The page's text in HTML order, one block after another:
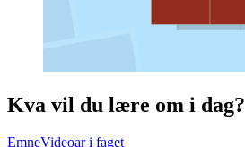
Kva vil du lære om i dag?
EmneVideoar i faget